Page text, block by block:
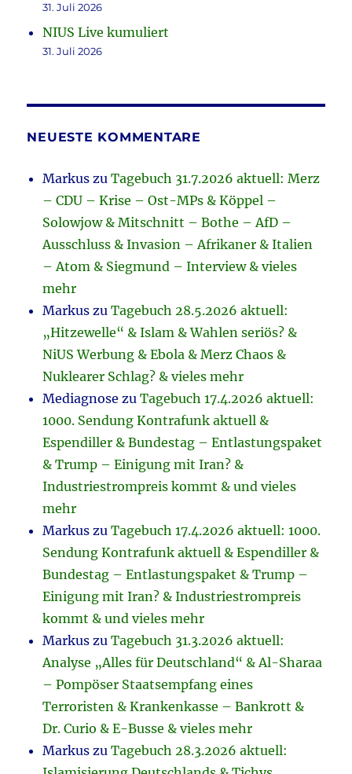
31. Juli 2026
NIUS Live kumuliert
31. Juli 2026
NEUESTE KOMMENTARE
Markus zuTagebuch 31.7.2026 aktuell: Merz
– CDU – Krise – Ost-MPs & Köppel –
Solowjow & Mitschnitt – Bothe – AfD –
Ausschluss & Invasion – Afrikaner & Italien
– Atom & Siegmund – Interview & vieles
mehr
Markus zuTagebuch 28.5.2026 aktuell:
„Hitzewelle“ & Islam & Wahlen seriös? &
NiUS Werbung & Ebola & Merz Chaos &
Nuklearer Schlag? & vieles mehr
Mediagnose zuTagebuch 17.4.2026 aktuell:
1000. Sendung Kontrafunk aktuell &
Espendiller & Bundestag – Entlastungspaket
& Trump – Einigung mit Iran? &
Industriestrompreis kommt & und vieles
mehr
Markus zuTagebuch 17.4.2026 aktuell: 1000.
Sendung Kontrafunk aktuell & Espendiller &
Bundestag – Entlastungspaket & Trump –
Einigung mit Iran? & Industriestrompreis
kommt & und vieles mehr
Markus zuTagebuch 31.3.2026 aktuell:
Analyse „Alles für Deutschland“ & Al-Sharaa
– Pompöser Staatsempfang eines
Terroristen & Krankenkasse – Bankrott &
Dr. Curio & E-Busse & vieles mehr
Markus zuTagebuch 28.3.2026 aktuell: